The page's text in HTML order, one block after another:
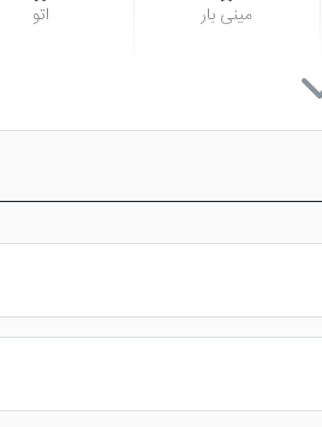
مینی بار اتو
خود را نهایی و واچر هتل را دریافت نمایید.